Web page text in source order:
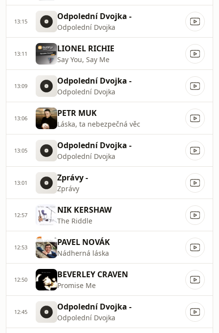
13:15 Odpolední Dvojka -
Odpolední Dvojka
13:11 LIONEL RICHIE
Say You, Say Me
13:09 Odpolední Dvojka -
Odpolední Dvojka
13:06 PETR MUK
Láska, ta nebezpečná věc
13:05 Odpolední Dvojka -
Odpolední Dvojka
13:01 Zprávy -
Zprávy
12:57 NIK KERSHAW
The Riddle
12:53 PAVEL NOVÁK
Nádherná láska
12:50 BEVERLEY CRAVEN
Promise Me
12:45 Odpolední Dvojka -
Odpolední Dvojka